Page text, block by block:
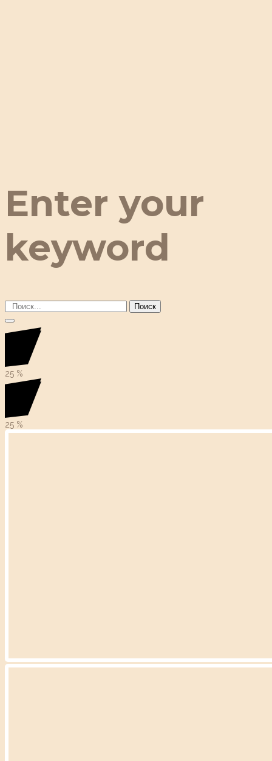
Enter your
keyword
Поиск
25 %
25 %